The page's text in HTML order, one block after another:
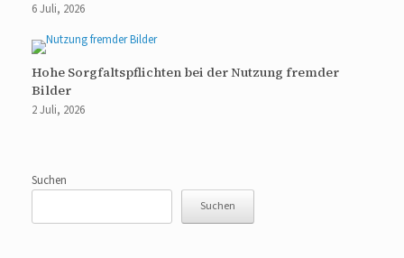
6 Juli, 2026
Hohe Sorgfaltspflichten bei der Nutzung fremder
Bilder
2 Juli, 2026
Suchen
Suchen